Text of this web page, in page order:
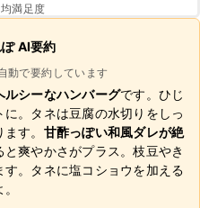
満足度
AI要約
動で要約しています
ルシーなハンバーグです。ひじ
。タネは豆腐の水切りをしっ
す。 甘酢っぽい和風ダレが絶
爽やかさがプラス。枝豆やき
。タネに塩コショウを加える